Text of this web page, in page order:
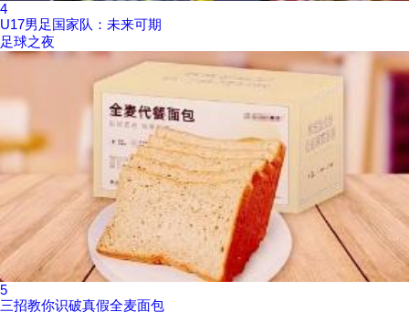
4
U17男足国家队：未来可期
足球之夜
5
三招教你识破真假全麦面包